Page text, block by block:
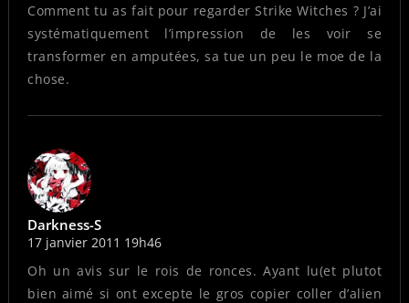
Comment tu as fait pour regarder Strike Witches ? J’ai
systématiquement l’impression de les voir se
transformer en amputées, sa tue un peu le moe de la
chose.
Darkness-S
17 janvier 2011 19h46
Oh un avis sur le rois de ronces. Ayant lu(et plutot
bien aimé si ont excepte le gros copier coller d’alien